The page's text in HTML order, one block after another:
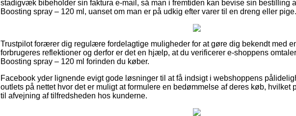
stadigvæk bibeholder sin faktura e-mail, så man i fremtiden kan bevise sin bestilling
Boosting spray – 120 ml, uanset om man er på udkig efter varer til en dreng eller pige.
Trustpilot forærer dig regulære fordelagtige muligheder for at gøre dig bekendt med
forbrugeres reflektioner og derfor er det en hjælp, at du verificerer e-shoppens
Boosting spray – 120 ml forinden du køber.
Facebook yder lignende evigt gode løsninger til at få indsigt i webshoppens
outlets på nettet hvor det er muligt at formulere en bedømmelse af deres køb, hvilket
til afvejning af tilfredsheden hos kunderne.